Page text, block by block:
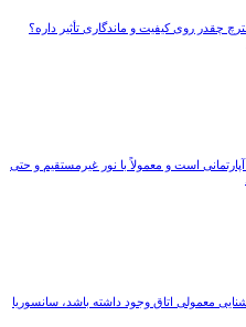
چقدر روی کیفیت و ماندگاری تأثیر داره؟
است و معمولاً با نور غیرمستقیم و حتی
معمولی اتاق وجود داشته باشد، سانسوریا